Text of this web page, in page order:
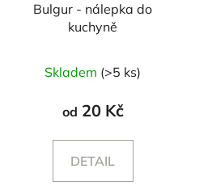
Bulgur - nálepka do
kuchyně
Skladem (>5 ks)
od 20 Kč
DETAIL